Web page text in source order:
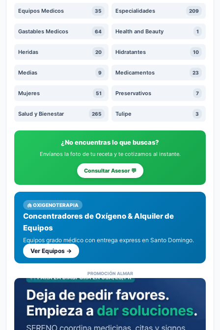
Equipos Medicos 35 Especialidades 209
Gastables Medicos 64 Health and Beauty 1
Heridas 20 Hidratantes 10
Medias 9 Medicamentos 23
Mujeres 51 Preservativos 7
Salud y Bienestar 265 Tulipe 3
¿No encuentras lo que buscas?
Envíanos la foto de tu receta y te cotizamos al instante.
Consultar Asesor 💬
🫁 OXIGENOTERAPIA
Concentradores de Oxígeno & Alquiler de
Equipos
Equipos grado médico con entrega express en Santo Domingo.
Ver Equipos →
PROMOCIÓN ALMAR